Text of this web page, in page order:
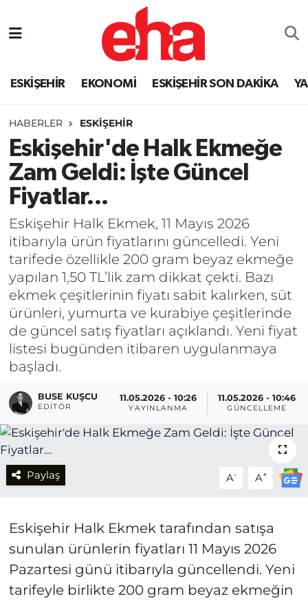
ESKİŞEHİR EKONOMİ ESKİŞEHİR SON DAKİKA
HABERLER ESKİŞEHİR
Eskişehir'de Halk Ekmeğe
Zam Geldi: İşte Güncel
Fiyatlar...
Eskişehir Halk Ekmek, 11 Mayıs 2026
itibarıyla ürün fiyatlarını güncelledi. Yeni
tarifede özellikle 200 gram beyaz ekmeğe
yapılan 1,50 TL’lik zam dikkat çekti. Bazı
ekmek çeşitlerinin fiyatı sabit kalırken, süt
ürünleri, yumurta ve kurabiye çeşitlerinde
de güncel satış fiyatları açıklandı. Yeni fiyat
listesi bugünden itibaren uygulanmaya
başladı.
BUSE KUŞCU
EDITÖR
11.05.2026 - 10:26
YAYINLANMA
11.05.2026 - 10:46
GÜNCELLEME
Paylaş A- A+
Eskişehir Halk Ekmek tarafından satışa
sunulan ürünlerin fiyatları 11 Mayıs 2026
Pazartesi günü itibarıyla güncellendi. Yeni
tarifeyle birlikte 200 gram beyaz ekmeğin